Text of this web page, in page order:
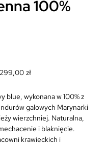
100%
299,00 zł
blue, wykonana w 100% z
galowych Marynarki
wierzchniej. Naturalna,
i blaknięcie.
krawieckich i